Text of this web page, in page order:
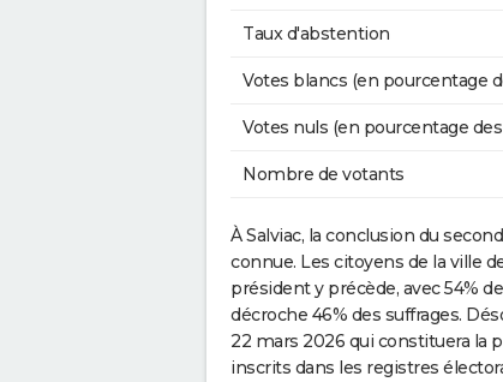
Taux d'abstention
Votes blancs (en pourcentage
Votes nuls (en pourcentage
Nombre de votants
À Salviac, la conclusion du
connue. Les citoyens de la ville
président y précède, avec 54%
décroche 46% des suffrages.
22 mars 2026 qui constituera la
inscrits dans les registres